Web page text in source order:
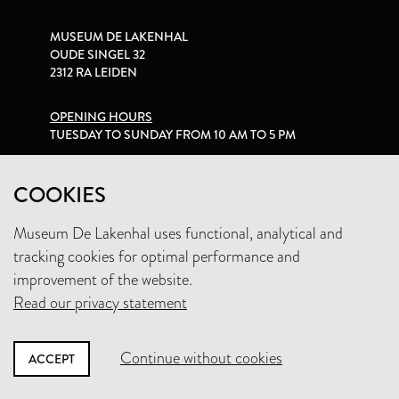
COOKIES
Museum De Lakenhal uses functional, analytical and
tracking cookies for optimal performance and
improvement of the website.
Read our privacy statement
ACCEPT Continue without cookies
MUSEUM DE LAKENHAL
OUDE SINGEL 32
2312 RA LEIDEN
OPENING HOURS
TUESDAY TO SUNDAY FROM 10 AM TO 5 PM
+31 (0)71 5165360
INFO@LAKENHAL.NL
SUPPORT THE MUSEUM
NEWSLETTER